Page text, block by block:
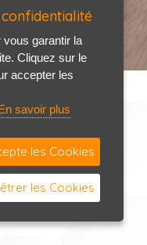
garantir la
Cliquez sur le
accepter les
savoir plus
les Cookies
les Cookies